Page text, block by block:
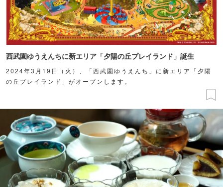
西武園ゆうえんちに新エリア「夕陽の丘プレイランド」誕生
2024年3月19日（火）、「西武園ゆうえんち」に新エリア「夕陽
の丘プレイランド」がオープンします。